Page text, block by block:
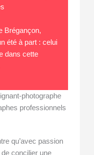
Brégançon,
été à part : celui
dans cette
photographe
professionnels
qu’avec passion
concilier une